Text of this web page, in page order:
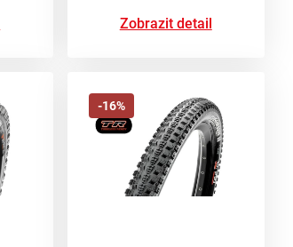
Zobrazit detail
-16%